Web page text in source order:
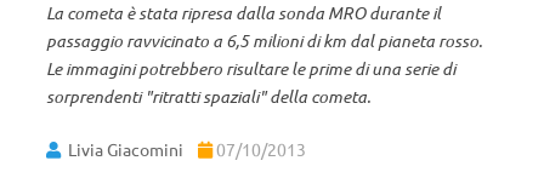
La cometa è stata ripresa dalla sonda MRO durante il
passaggio ravvicinato a 6,5 milioni di km dal pianeta rosso.
Le immagini potrebbero risultare le prime di una serie di
sorprendenti "ritratti spaziali" della cometa.
Livia Giacomini 07/10/2013